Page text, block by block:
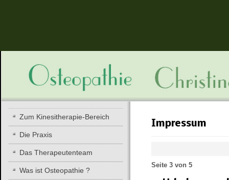
Impressum
Seite 3 von 5
Zum Kinesitherapie-Bereich
Die Praxis
Das Therapeutenteam
Was ist Osteopathie ?